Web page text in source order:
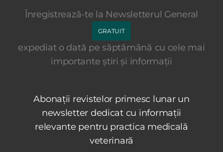
Înregistrează-te la Newsletterul General
GRATUIT
expediat o dată pe săptămână cu cele mai
importante știri și informații
Abonații revistelor primesc lunar un
newsletter dedicat cu informații
relevante pentru practica medicală
veterinară